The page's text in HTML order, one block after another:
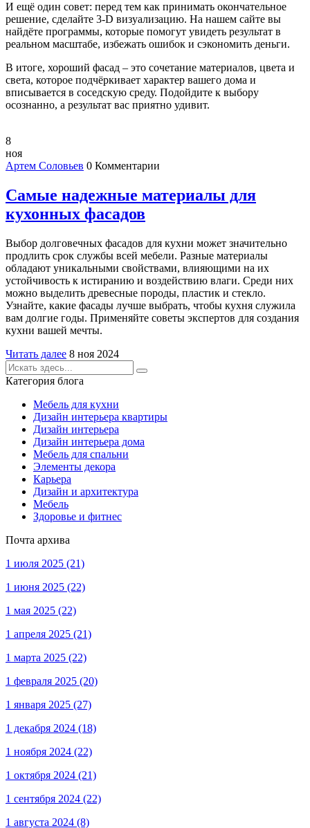
И ещё один совет: перед тем как принимать окончательное
решение, сделайте 3‑D визуализацию. На нашем сайте вы
найдёте программы, которые помогут увидеть результат в
реальном масштабе, избежать ошибок и сэкономить деньги.
В итоге, хороший фасад – это сочетание материалов, цвета и
света, которое подчёркивает характер вашего дома и
вписывается в соседскую среду. Подойдите к выбору
осознанно, а результат вас приятно удивит.
8
ноя
Артем Соловьев 0 Комментарии
Самые надежные материалы для
кухонных фасадов
Выбор долговечных фасадов для кухни может значительно
продлить срок службы всей мебели. Разные материалы
обладают уникальными свойствами, влияющими на их
устойчивость к истиранию и воздействию влаги. Среди них
можно выделить древесные породы, пластик и стекло.
Узнайте, какие фасады лучше выбрать, чтобы кухня служила
вам долгие годы. Применяйте советы экспертов для создания
кухни вашей мечты.
Читать далее 8 ноя 2024
Категория блога
Мебель для кухни
Дизайн интерьера квартиры
Дизайн интерьера
Дизайн интерьера дома
Мебель для спальни
Элементы декора
Карьера
Дизайн и архитектура
Мебель
Здоровье и фитнес
Почта архива
1 июля 2025 (21)
1 июня 2025 (22)
1 мая 2025 (22)
1 апреля 2025 (21)
1 марта 2025 (22)
1 февраля 2025 (20)
1 января 2025 (27)
1 декабря 2024 (18)
1 ноября 2024 (22)
1 октября 2024 (21)
1 сентября 2024 (22)
1 августа 2024 (8)